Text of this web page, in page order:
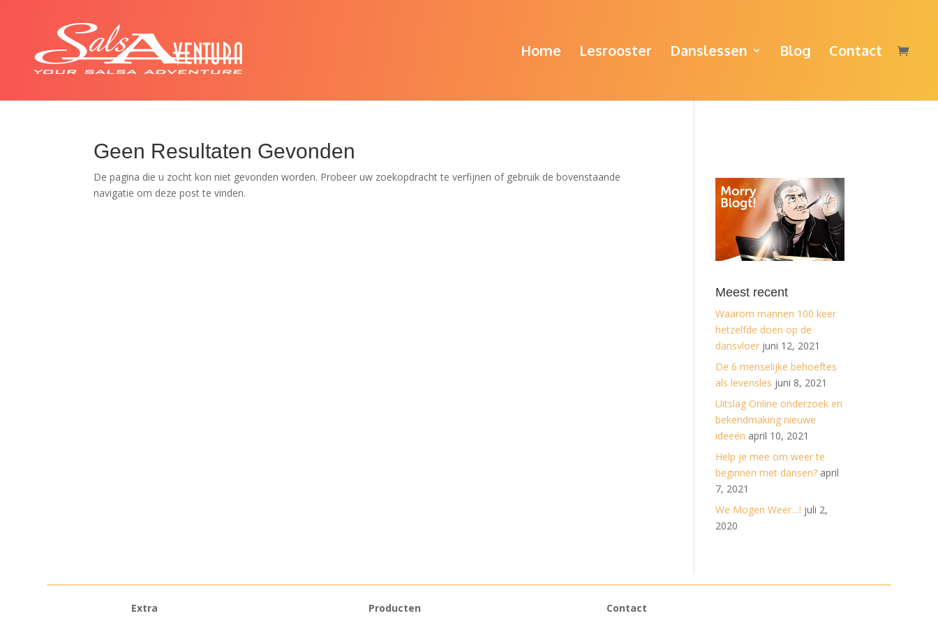
Home Lesrooster Danslessen Blog Contact
Geen Resultaten Gevonden
De pagina die u zocht kon niet gevonden worden. Probeer uw zoekopdracht te verfijnen of gebruik de bovenstaande
navigatie om deze post te vinden.
Meest recent
Waarom mannen 100 keer
hetzelfde doen op de
dansvloer juni 12, 2021
De 6 menselijke behoeftes
als levensles juni 8, 2021
Uitslag Online onderzoek en
bekendmaking nieuwe
ideeën april 10, 2021
Help je mee om weer te
beginnen met dansen? april
7, 2021
We Mogen Weer…! juli 2,
2020
Extra
Producten
Contact